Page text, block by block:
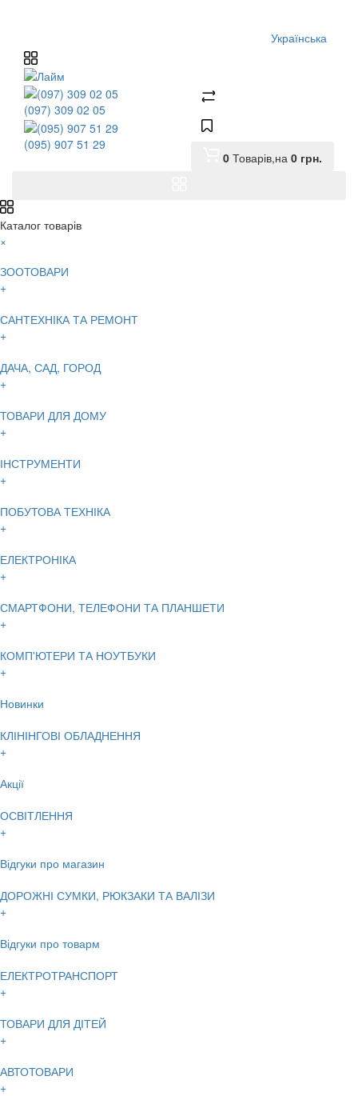
Українська
(097) 309 02 05
(095) 907 51 29
0 Товарів,на 0 грн.
Каталог товарів
×
ЗООТОВАРИ
+
САНТЕХНІКА ТА РЕМОНТ
+
ДАЧА, САД, ГОРОД
+
ТОВАРИ ДЛЯ ДОМУ
+
ІНСТРУМЕНТИ
+
ПОБУТОВА ТЕХНІКА
+
ЕЛЕКТРОНІКА
+
СМАРТФОНИ, ТЕЛЕФОНИ ТА ПЛАНШЕТИ
+
КОМП'ЮТЕРИ ТА НОУТБУКИ
+
Новинки
КЛІНІНГОВІ ОБЛАДНЕННЯ
+
Акції
ОСВІТЛЕННЯ
+
Відгуки про магазин
ДОРОЖНІ СУМКИ, РЮКЗАКИ ТА ВАЛІЗИ
+
Відгуки про товарм
ЕЛЕКТРОТРАНСПОРТ
+
ТОВАРИ ДЛЯ ДІТЕЙ
+
АВТОТОВАРИ
+